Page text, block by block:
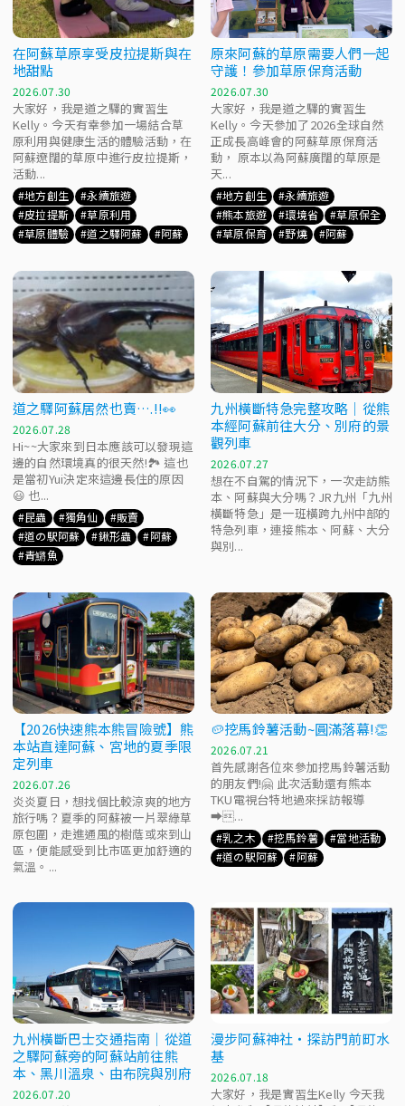
在阿蘇草原享受皮拉提斯與在
地甜點
2026.07.30
大家好，我是道之驛的實習生
Kelly。今天有幸參加一場結合草
原利用與健康生活的體驗活動，在
阿蘇遼闊的草原中進行皮拉提斯，
活動...
地方創生
永續旅遊
皮拉提斯
草原利用
草原體驗
道之驛阿蘇 阿蘇
原來阿蘇的草原需要人們一起
守護！參加草原保育活動
2026.07.30
大家好，我是道之驛的實習生
Kelly。今天參加了2026全球自然
正成長高峰會的阿蘇草原保育活
動， 原本以為阿蘇廣闊的草原是
天...
地方創生
永續旅遊
熊本旅遊
環境省
草原保全
草原保育
野燒 阿蘇
道之驛阿蘇居然也賣….‼️👀
2026.07.28
Hi~~大家來到日本應該可以發現這
邊的自然環境真的很天然!🏞 這也
是當初Yui決定來這邊長住的原因
😃 也...
昆蟲 獨角仙
販賣
道の駅阿蘇
鍬形蟲
阿蘇
青鱂魚
九州橫斷特急完整攻略｜從熊
本經阿蘇前往大分、別府的景
觀列車
2026.07.27
想在不自駕的情況下，一次走訪熊
本、阿蘇與大分嗎？JR九州「九州
橫斷特急」是一班橫跨九州中部的
特急列車，連接熊本、阿蘇、大分
與別...
【2026快速熊本熊冒險號】熊
本站直達阿蘇、宮地的夏季限
定列車
2026.07.26
炎炎夏日，想找個比較涼爽的地方
旅行嗎？夏季的阿蘇被一片翠綠草
原包圍，走進通風的樹蔭或來到山
區，便能感受到比市區更加舒適的
氣溫。...
🥔挖馬鈴薯活動~圓滿落幕!👏
2026.07.21
首先感謝各位來參加挖馬鈴薯活動
的朋友們!🤗 此次活動還有熊本
TKU電視台特地過來採訪報導
➡...
乳之木 挖馬鈴薯
當地活動
道の駅阿蘇
阿蘇
九州橫斷巴士交通指南｜從道
之驛阿蘇旁的阿蘇站前往熊
本、黑川溫泉、由布院與別府
2026.07.20
漫步阿蘇神社・探訪門前町水
基
2026.07.18
大家好，我是實習生Kelly 今天我